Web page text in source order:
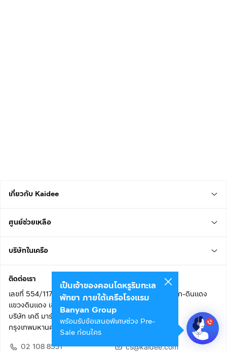
เกี่ยวกับ Kaidee
ศูนย์ช่วยเหลือ
บริษัทในเครือ
ติดต่อเรา
เลขที่ 554/117 อาคารสกายไนน์ เซ็นเตอร์ ชั้น 22 ถนนอโศก-ดินแดง
แขวงดินแดง เขตดินแดง
บริษัท เคดี มาร์เก็ตเพลส จำกัด (สำนักงานใหญ่)
กรุงเทพมหานคร 10400
02 108 8531
cs@kaidee.com
เป็นเจ้าของคอนโดหรูริมทะเล
พัทยา ภายใต้เครือโรงแรม
Banyan Group
พร้อมรับข้อเสนอพิเศษช่วง Pre-
Sale ก่อนใคร